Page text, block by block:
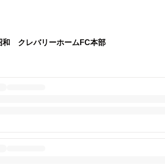
和 クレバリーホームFC本部